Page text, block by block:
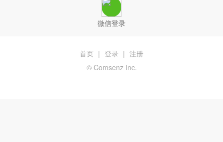
微信登录
首页 | 登录 | 注册
© Comsenz Inc.